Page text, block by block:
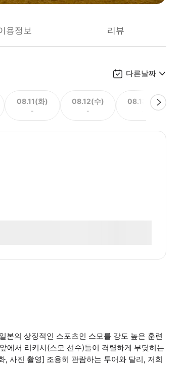
용정보 리뷰
다른날짜
08.11(화)
-
08.12(수)
-
08.13(목)
본의 상징적인 스포츠인 스모를 강도 높은 훈련
에서 리키시(스모 선수)들이 격렬하게 부딪히는
사진 촬영] 조용히 관람하는 투어와 달리, 저희